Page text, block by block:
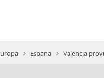
España Valencia